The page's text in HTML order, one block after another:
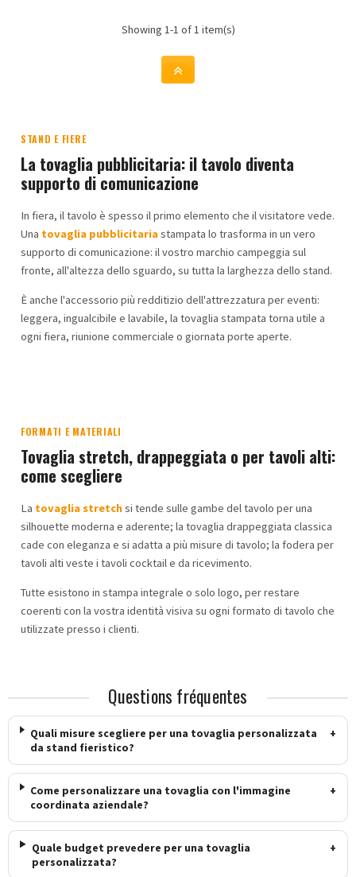
Showing 1-1 of 1 item(s)
STAND E FIERE
La tovaglia pubblicitaria: il tavolo diventa
supporto di comunicazione
In fiera, il tavolo è spesso il primo elemento che il visitatore vede.
Una tovaglia pubblicitariastampata lo trasforma in un vero
supporto di comunicazione: il vostro marchio campeggia sul
fronte, all'altezza dello sguardo, su tutta la larghezza dello stand.
È anche l'accessorio più redditizio dell'attrezzatura per eventi:
leggera, ingualcibile e lavabile, la tovaglia stampata torna utile a
ogni fiera, riunione commerciale o giornata porte aperte.
FORMATI E MATERIALI
Tovaglia stretch, drappeggiata o per tavoli alti:
come scegliere
La tovaglia stretchsi tende sulle gambe del tavolo per una
silhouette moderna e aderente; la tovaglia drappeggiata classica
cade con eleganza e si adatta a più misure di tavolo; la fodera per
tavoli alti veste i tavoli cocktail e da ricevimento.
Tutte esistono in stampa integrale o solo logo, per restare
coerenti con la vostra identità visiva su ogni formato di tavolo che
utilizzate presso i clienti.
Questions fréquentes
Quali misure scegliere per una tovaglia personalizzata
da stand fieristico?
+
Come personalizzare una tovaglia con l'immagine
coordinata aziendale?
+
Quale budget prevedere per una tovaglia
personalizzata?
+